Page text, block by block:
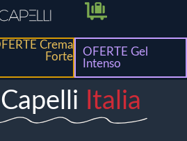
Crema
Forte
OFERTE Gel
Intenso
Capelli Italia